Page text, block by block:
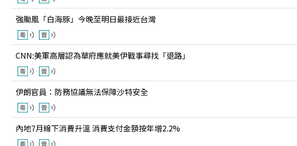
強颱風「白海豚」今晚至明日最接近台灣
CNN:美軍高層認為華府應就美伊戰事尋找「退路」
伊朗官員：防務協議無法保障沙特安全
內地7月線下消費升溫 消費支付金額按年增2.2%